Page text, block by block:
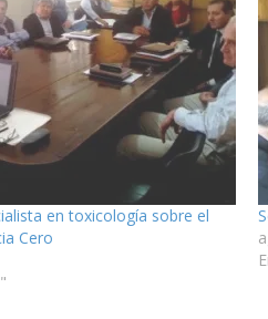
en toxicología sobre el
Cero